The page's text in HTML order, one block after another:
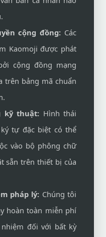
cộng đồng: Các
Kaomoji được phát
cộng đồng mạng
trên bảng mã chuẩn
kỹ thuật: Hình thái
tự đặc biệt có thể
vào bộ phông chữ
sẵn trên thiết bị của
pháp lý: Chúng tôi
hoàn toàn miễn phí
đối với bất kỳ